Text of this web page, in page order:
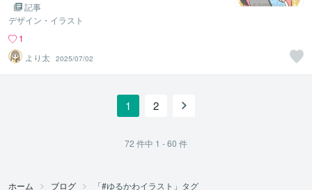
記事
デザイン・イラスト
1
より太
2025/07/02
1 2
72 件中 1 - 60 件
ホーム ブログ 「#ゆるかわイラスト」タグ